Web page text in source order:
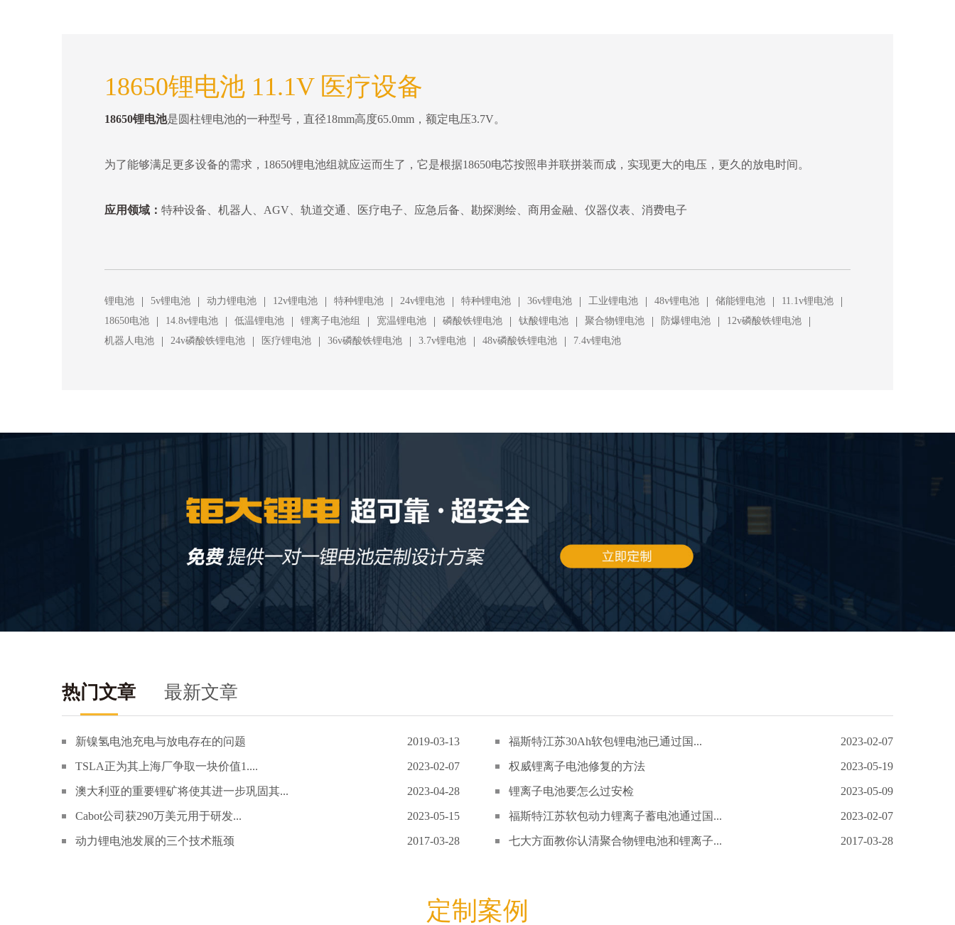
18650锂电池 11.1V 医疗设备
18650锂电池是圆柱锂电池的一种型号，直径18mm高度65.0mm，额定电压3.7V。
为了能够满足更多设备的需求，18650锂电池组就应运而生了，它是根据18650电芯按照串并联拼装而成，实现更大的电压，更久的放电时间。
应用领域： 特种设备、机器人、AGV、轨道交通、医疗电子、应急后备、勘探测绘、商用金融、仪器仪表、消费电子
锂电池 | 5v锂电池 | 动力锂电池 | 12v锂电池 | 特种锂电池 | 24v锂电池 | 特种锂电池 | 36v锂电池 | 工业锂电池 | 48v锂电池 | 储能锂电池 | 11.1v锂电池 |
18650电池 | 14.8v锂电池 | 低温锂电池 | 锂离子电池组 | 宽温锂电池 | 磷酸铁锂电池 | 钛酸锂电池 | 聚合物锂电池 | 防爆锂电池 | 12v磷酸铁锂电池 |
机器人电池 | 24v磷酸铁锂电池 | 医疗锂电池 | 36v磷酸铁锂电池 | 3.7v锂电池 | 48v磷酸铁锂电池 | 7.4v锂电池
热门文章 最新文章
新镍氢电池充电与放电存在的问题 2019-03-13 福斯特江苏30Ah软包锂电池已通过国... 2023-02-07
TSLA正为其上海厂争取一块价值1.... 2023-02-07 权威锂离子电池修复的方法 2023-05-19
澳大利亚的重要锂矿将使其进一步巩固其... 2023-04-28 锂离子电池要怎么过安检 2023-05-09
Cabot公司获290万美元用于研发... 2023-05-15 福斯特江苏软包动力锂离子蓄电池通过国... 2023-02-07
动力锂电池发展的三个技术瓶颈 2017-03-28 七大方面教你认清聚合物锂电池和锂离子... 2017-03-28
定制案例